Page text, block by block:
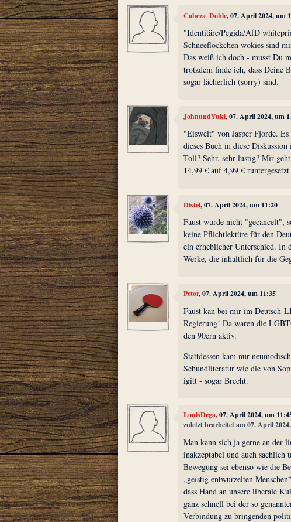
Cabeza_Doble, 07. April 2024, um
"Identitäre/Pegida/AfD
Schneeflöckchen wokies sind
Das weiß ich doch - musst Du
trotzdem finde ich, dass Deine
sogar lächerlich (sorry) sind.
JohnundYuki, 07. April 2024, um
"Eiswelt" von Jasper Fjorde.
dieses Buch in diese
Toll? Sehr, sehr lustig? Mir
14,99 € auf 4,99 €
Distel, 07. April 2024, um 11:20
Faust wurde nicht "gecancelt",
keine Pflichtlektüre für den
ein erheblicher Unterschied. In
Werke, die inhaltlich für die
Petor, 07. April 2024, um 11:35
Faust kan bei mir im Deutsch-
Regierung! Da waren die
den 90ern aktiv.
Stattdessen kam nur
Schundliteratur wie die von
igitt - sogar Brecht.
LouisDega, 07. April 2024, um
zuletzt bearbeitet am 07. April
Man kann sich ja gerne an der
inakzeptabel und auch sachlich
Bewegung sei ebenso wie die
„geistig entwurzelten
dass Hand an unsere liberale
ganz schnell bei der so
Verbindung zu bringenden